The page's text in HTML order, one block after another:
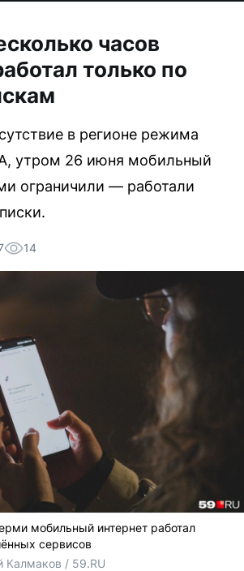
часов
только по
в регионе режима
утром 26 июня мобильный
ограничили — работали
14
мобильный интернет работал
сервисов
Калмаков / 59.RU